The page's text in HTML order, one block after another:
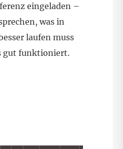
eingeladen –
was in
laufen muss
gut funktioniert.